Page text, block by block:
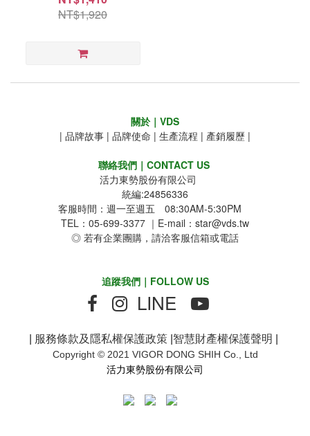
NT$1,920
關於｜VDS
| 品牌故事 | 品牌使命 | 生產流程 | 產銷履歷 |
聯絡我們｜CONTACT US
活力東勢股份有限公司
統編:24856336
客服時間：週一至週五 08:30AM-5:30PM
TEL：05-699-3377 ｜E-mail：star@vds.tw
◎ 若有企業團購，請洽客服信箱或電話
追蹤我們｜FOLLOW US
LINE
| 服務條款及隱私權保護政策 |智慧財產權保護聲明 |
Copyright © 2021 VIGOR DONG SHIH Co., Ltd
活力東勢股份有限公司